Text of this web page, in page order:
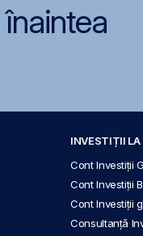
INVESTIȚII LA
Cont Investiții
Cont Investiții
Cont Investiții
Consultanță